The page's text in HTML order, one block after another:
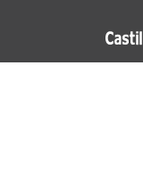
Pasar al contenido
Noticias